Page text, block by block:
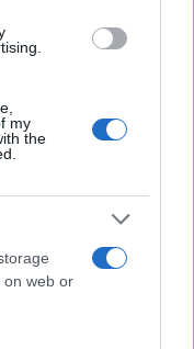
my
the
on web or